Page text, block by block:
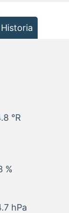
Historia
°R
%
hPa